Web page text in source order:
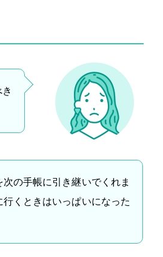
の手帳に引き継いでくれま
くときはいっぱいになった